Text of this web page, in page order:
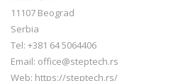
11107 Beograd
Serbia
Tel: +381 64 5064406
Email: office@steptech.rs
Web: https://steptech.rs/